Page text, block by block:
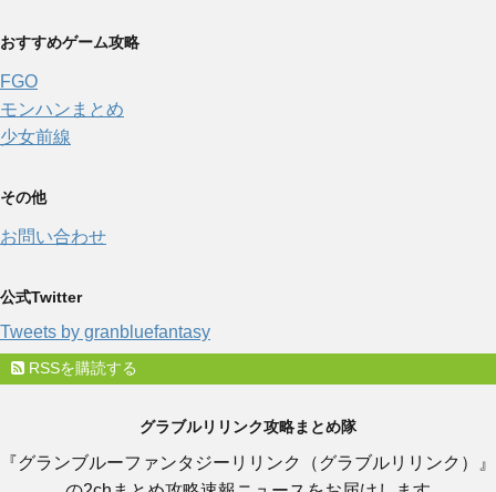
おすすめゲーム攻略
FGO
モンハンまとめ
少女前線
その他
お問い合わせ
公式Twitter
Tweets by granbluefantasy
RSSを購読する
グラブルリリンク攻略まとめ隊
『グランブルーファンタジーリリンク（グラブルリリンク）』